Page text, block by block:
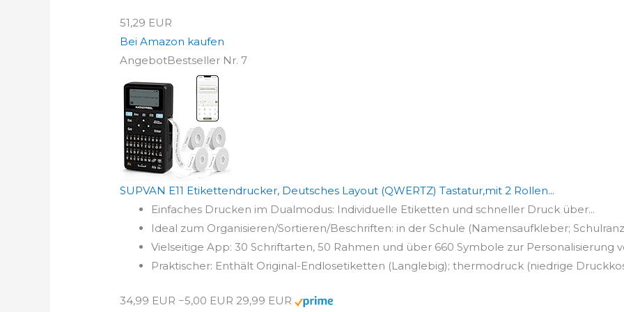
51,29 EUR
Bei Amazon kaufen
AngebotBestseller Nr. 7
SUPVAN E11 Etikettendrucker, Deutsches Layout (QWERTZ) Tastatur,mit 2 Rollen...
Einfaches Drucken im Dualmodus: Individuelle Etiketten und schneller Druck über...
Ideal zum Organisieren/Sortieren/Beschriften: in der Schule (Namensaufkleber;
Vielseitige App: 30 Schriftarten, 50 Rahmen und über 660 Symbole zur Personalisierung
Praktischer: Enthält Original-Endlosetiketten (Langlebig); thermodruck (niedrige
34,99 EUR −5,00 EUR 29,99 EUR